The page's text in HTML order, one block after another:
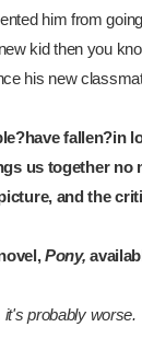
him from
kid then you
his new
fallen?in
us together no
and the
Pony,
probably worse.